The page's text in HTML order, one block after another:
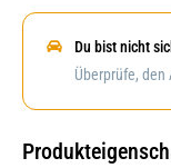
Du bist nicht
Überprüfe,